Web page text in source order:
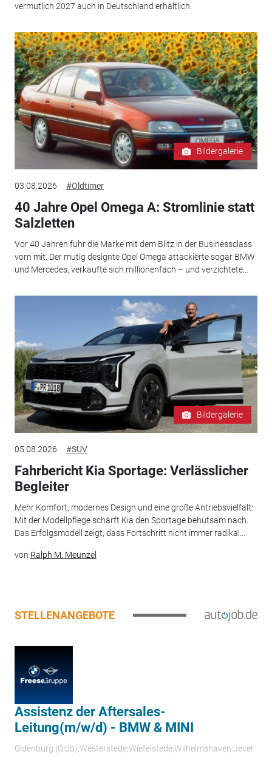
vermutlich 2027 auch in Deutschland erhältlich.
Bildergalerie
03.08.2026 #Oldtimer
40 Jahre Opel Omega A: Stromlinie statt
Salzletten
Vor 40 Jahren fuhr die Marke mit dem Blitz in der Businessclass
vorn mit: Der mutig designte Opel Omega attackierte sogar BMW
und Mercedes, verkaufte sich millionenfach – und verzichtete...
Bildergalerie
05.08.2026 #SUV
Fahrbericht Kia Sportage: Verlässlicher
Begleiter
Mehr Komfort, modernes Design und eine große Antriebsvielfalt:
Mit der Modellpflege schärft Kia den Sportage behutsam nach.
Das Erfolgsmodell zeigt, dass Fortschritt nicht immer radikal...
von Ralph M. Meunzel
STELLENANGEBOTE
Assistenz der Aftersales-
Leitung(m/w/d) - BMW & MINI
Oldenburg (Oldb);Westerstede;Wiefelstede;Wilhelmshaven;Jever